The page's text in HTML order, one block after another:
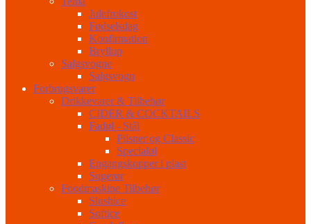
Julefrokost
Fødselsdag
Konfirmation
Bryllup
Salgsvogne
Salgsvogn
Forbrugsvarer
Drikkevarer & Tilbehør
CIDER & COCKTAILS
Fadøl - Stål
Pilsner og Classic
Specialøl
Engangskopper i plast
Sugerør
Foodmaskine Tilbehør
Slushice
Softice